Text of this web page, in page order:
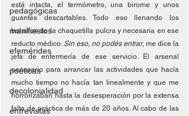
pedagógicas
manifiestos
efemérides
poéticas
decolonialidad
entrevistas
está intacta, el termómetro, una birome y unos
guantes descartables. Todo eso llenando los
bolsillos de la chaquetilla pulcra y necesaria en ese
reducto médico. Sin eso, no podés entrar, me dice la
jefa de enfermería de ese servicio. El arsenal
necesario para arrancar las actividades que hacía
mucho tiempo no hacía tan linealmente y que me
horrorizaban hasta la desesperación por la extensa
falta de práctica de más de 20 años. Al cabo de las